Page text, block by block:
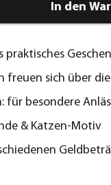
In den
praktisches
freuen sich über
für besondere
& Katzen-Motiv